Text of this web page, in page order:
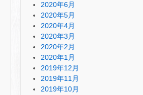
2020年6月
2020年5月
2020年4月
2020年3月
2020年2月
2020年1月
2019年12月
2019年11月
2019年10月